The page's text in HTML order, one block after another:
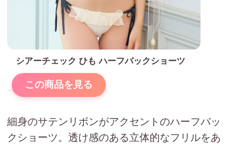
シアーチェック ひも ハーフバックショーツ
この商品を見る
細身のサテンリボンがアクセントのハーフバッ
クショーツ。透け感のある立体的なフリルをあ